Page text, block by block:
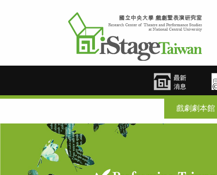
戲劇劇本館